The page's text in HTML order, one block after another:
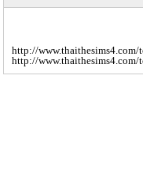
http://
http://